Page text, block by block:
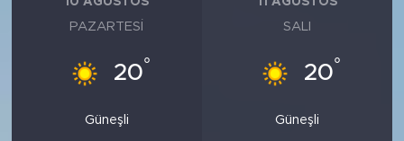
PAZARTESI
20°
Güneşli
SALI
20°
Güneşli